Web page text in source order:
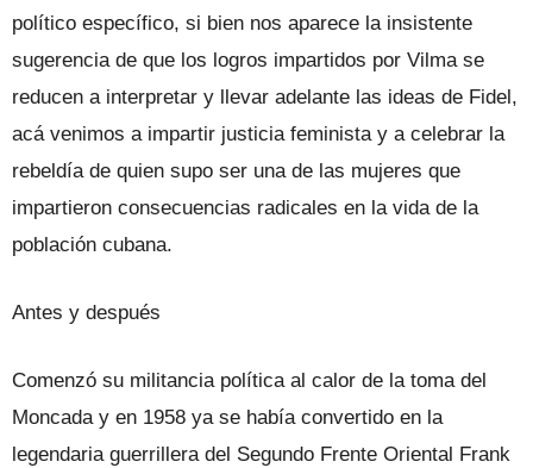
político específico, si bien nos aparece la insistente
sugerencia de que los logros impartidos por Vilma se
reducen a interpretar y llevar adelante las ideas de Fidel,
acá venimos a impartir justicia feminista y a celebrar la
rebeldía de quien supo ser una de las mujeres que
impartieron consecuencias radicales en la vida de la
población cubana.
Antes y después
Comenzó su militancia política al calor de la toma del
Moncada y en 1958 ya se había convertido en la
legendaria guerrillera del Segundo Frente Oriental Frank